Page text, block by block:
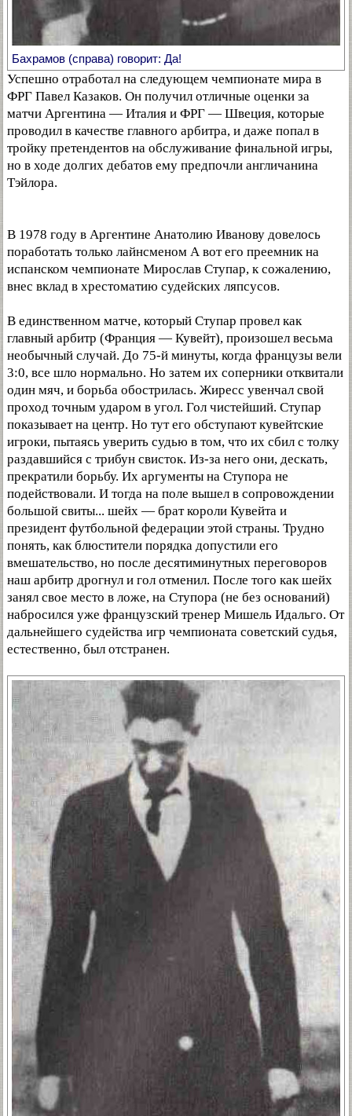
Бахрамов (справа) говорит: Да!
Успешно отработал на следующем чемпионате мира в
ФРГ Павел Казаков. Он получил отличные оценки за
матчи Аргентина — Италия и ФРГ — Швеция, которые
проводил в качестве главного арбитра, и даже попал в
тройку претендентов на обслуживание финальной игры,
но в ходе долгих дебатов ему предпочли англичанина
Тэйлора.
В 1978 году в Аргентине Анатолию Иванову довелось
поработать только лайнсменом А вот его преемник на
испанском чемпионате Мирослав Ступар, к сожалению,
внес вклад в хрестоматию судейских ляпсусов.
В единственном матче, который Ступар провел как
главный арбитр (Франция — Кувейт), произошел весьма
необычный случай. До 75-й минуты, когда французы вели
3:0, все шло нормально. Но затем их соперники отквитали
один мяч, и борьба обострилась. Жиресс увенчал свой
проход точным ударом в угол. Гол чистейший. Ступар
показывает на центр. Но тут его обступают кувейтские
игроки, пытаясь уверить судью в том, что их сбил с толку
раздавшийся с трибун свисток. Из-за него они, дескать,
прекратили борьбу. Их аргументы на Ступора не
подействовали. И тогда на поле вышел в сопровождении
большой свиты... шейх — брат короли Кувейта и
президент футбольной федерации этой страны. Трудно
понять, как блюстители порядка допустили его
вмешательство, но после десятиминутных переговоров
наш арбитр дрогнул и гол отменил. После того как шейх
занял свое место в ложе, на Ступора (не без оснований)
набросился уже французский тренер Мишель Идальго. От
дальнейшего судейства игр чемпионата советский судья,
естественно, был отстранен.